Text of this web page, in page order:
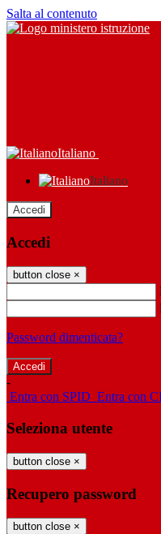
Salta al contenuto
Italiano
Italiano
Accedi
Accedi
button close ×
Password dimenticata?
-
Entra con SPID Entra con
Seleziona utente
button close ×
Recupero password
button close ×